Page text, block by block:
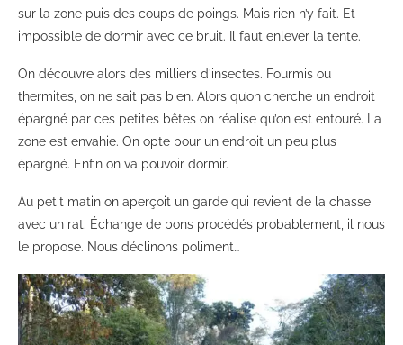
sur la zone puis des coups de poings. Mais rien n’y fait. Et
impossible de dormir avec ce bruit. Il faut enlever la tente.
On découvre alors des milliers d’insectes. Fourmis ou
thermites, on ne sait pas bien. Alors qu’on cherche un endroit
épargné par ces petites bêtes on réalise qu’on est entouré. La
zone est envahie. On opte pour un endroit un peu plus
épargné. Enfin on va pouvoir dormir.
Au petit matin on aperçoit un garde qui revient de la chasse
avec un rat. Échange de bons procédés probablement, il nous
le propose. Nous déclinons poliment…